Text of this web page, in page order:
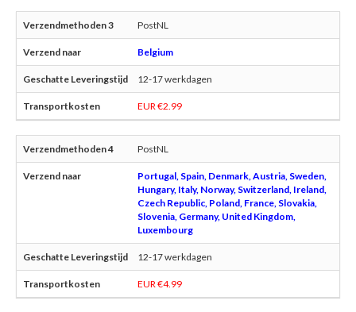
PostNL
Belgium
12-17 werkdagen
EUR €2.99
PostNL
Portugal, Spain, Denmark, Austria, Sweden,
Hungary, Italy, Norway, Switzerland, Ireland,
Czech Republic, Poland, France, Slovakia,
Slovenia, Germany, United Kingdom,
Luxembourg
12-17 werkdagen
EUR €4.99